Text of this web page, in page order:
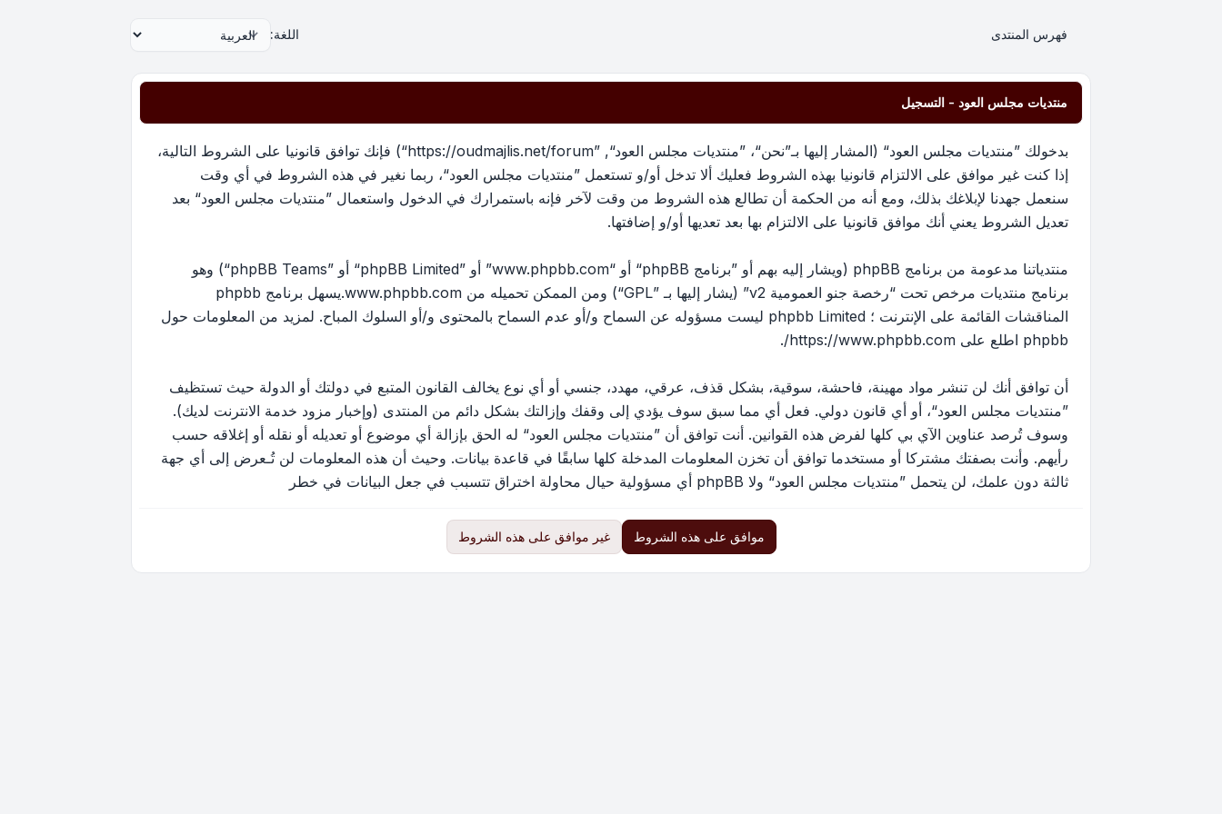
فهرس المنتدى اللغة:
منتديات مجلس العود - التسجيل
بدخولك ”منتديات مجلس العود“ (المشار إليها بـ”نحن“، ”منتديات مجلس العود“, ”https://oudmajlis.net/forum“) فإنك توافق قانونيا على الشروط التالية،
إذا كنت غير موافق على الالتزام قانونيا بهذه الشروط فعليك ألا تدخل أو/و تستعمل ”منتديات مجلس العود“، ربما نغير في هذه الشروط في أي وقت
سنعمل جهدنا لإبلاغك بذلك، ومع أنه من الحكمة أن تطالع هذه الشروط من وقت لآخر فإنه باستمرارك في الدخول واستعمال ”منتديات مجلس العود“ بعد
تعديل الشروط يعني أنك موافق قانونيا على الالتزام بها بعد تعديها أو/و إضافتها.
منتدياتنا مدعومة من برنامج phpBB (ويشار إليه بهم أو ”برنامج phpBB“ أو “www.phpbb.com” أو ”phpBB Limited“ أو ”phpBB Teams“) وهو
برنامج منتديات مرخص تحت “رخصة جنو العمومية v2 ” (يشار إليها بـ ”GPL“) ومن الممكن تحميله من www.phpbb.com
.يسهل برنامج phpbb
المناقشات القائمة على الإنترنت ؛ phpbb Limited ليست مسؤوله عن السماح و/أو عدم السماح بالمحتوى و/أو السلوك المباح. لمزيد من المعلومات حول
phpbb اطلع على
https://www.phpbb.com/
.
أن توافق أنك لن تنشر مواد مهينة، فاحشة، سوقية، بشكل قذف، عرقي، مهدد، جنسي أو أي نوع يخالف القانون المتبع في دولتك أو الدولة حيث تستظيف
”منتديات مجلس العود“، أو أي قانون دولي. فعل أي مما سبق سوف يؤدي إلى وقفك وإزالتك بشكل دائم من المنتدى (وإخبار مزود خدمة الانترنت لديك).
وسوف تُرصد عناوين الآي بي كلها لفرض هذه القوانين. أنت توافق أن ”منتديات مجلس العود“ له الحق بإزالة أي موضوع أو تعديله أو نقله أو إغلاقه حسب
رأيهم. وأنت بصفتك مشتركا أو مستخدما توافق أن تخزن المعلومات المدخلة كلها سابقًا في قاعدة بيانات. وحيث أن هذه المعلومات لن تُـعرض إلى أي جهة
ثالثة دون علمك، لن يتحمل ”منتديات مجلس العود“ ولا phpBB أي مسؤولية حيال محاولة اختراق تتسبب في جعل البيانات في خطر
موافق على هذه الشروط غير موافق على هذه الشروط